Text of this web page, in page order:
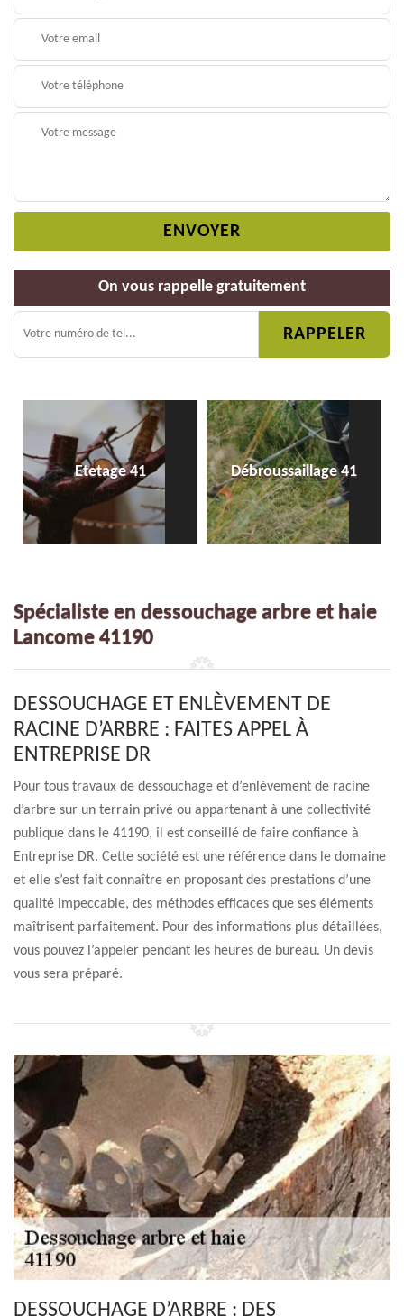
On vous rappelle gratuitement
Etetage 41 Débroussaillage 41
Spécialiste en dessouchage arbre et haie
Lancome 41190
DESSOUCHAGE ET ENLÈVEMENT DE
RACINE D’ARBRE : FAITES APPEL À
ENTREPRISE DR
Pour tous travaux de dessouchage et d’enlèvement de racine
d’arbre sur un terrain privé ou appartenant à une collectivité
publique dans le 41190, il est conseillé de faire confiance à
Entreprise DR. Cette société est une référence dans le domaine
et elle s’est fait connaître en proposant des prestations d’une
qualité impeccable, des méthodes efficaces que ses éléments
maîtrisent parfaitement. Pour des informations plus détaillées,
vous pouvez l’appeler pendant les heures de bureau. Un devis
vous sera préparé.
DESSOUCHAGE D’ARBRE : DES